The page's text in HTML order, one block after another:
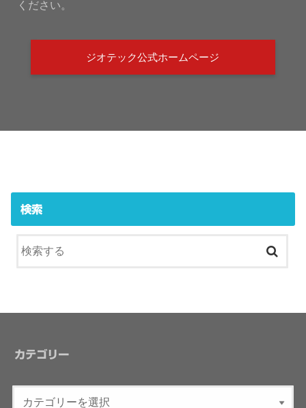
ください。
ジオテック公式ホームページ
検索
カテゴリー